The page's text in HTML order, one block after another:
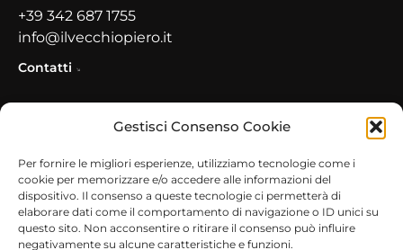
Gestisci Consenso Cookie
Per fornire le migliori esperienze, utilizziamo tecnologie come i
cookie per memorizzare e/o accedere alle informazioni del
dispositivo. Il consenso a queste tecnologie ci permetterà di
elaborare dati come il comportamento di navigazione o ID unici su
questo sito. Non acconsentire o ritirare il consenso può influire
negativamente su alcune caratteristiche e funzioni.
+39 342 687 1755
info@ilvecchiopiero.it
Contatti
© Copyright 2026 Il Vecchio Piero Tutti i diritti riservati
Privacy Policy